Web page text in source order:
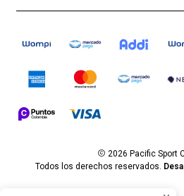
2026 Pacific Sport
Todos los derechos reservados.